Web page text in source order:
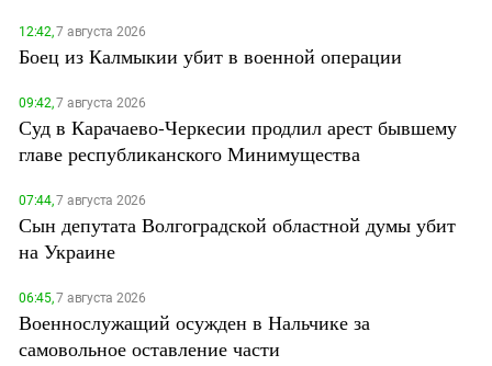
12:42,7 августа 2026
Боец из Калмыкии убит в военной операции
09:42,7 августа 2026
Суд в Карачаево-Черкесии продлил арест бывшему
главе республиканского Минимущества
07:44,7 августа 2026
Сын депутата Волгоградской областной думы убит
на Украине
06:45,7 августа 2026
Военнослужащий осужден в Нальчике за
самовольное оставление части